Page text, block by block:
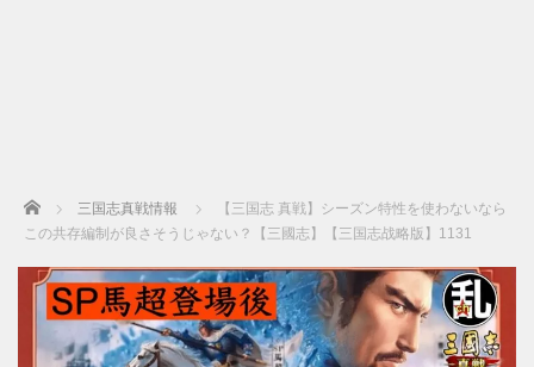
Home 三国志真戦情報
【三国志 真戦】シーズン特性を使わないなら
この共存編制が良さそうじゃない？【三國志】【三国志战略版】1131